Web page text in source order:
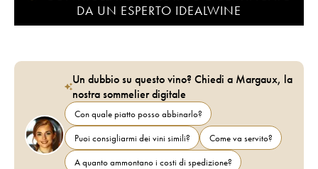
DA UN ESPERTO IDEALWINE
Un dubbio su questo vino? Chiedi a Margaux, la
nostra sommelier digitale
Con quale piatto posso abbinarlo?
Puoi consigliarmi dei vini simili?
Come va servito?
A quanto ammontano i costi di spedizione?